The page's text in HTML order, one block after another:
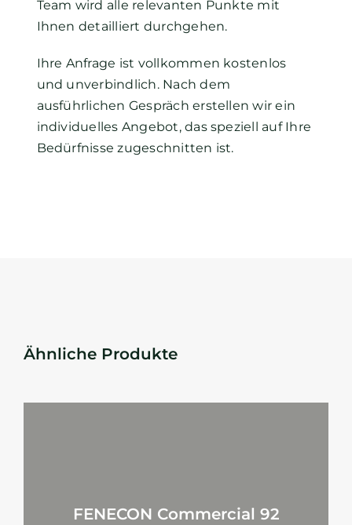
Team wird alle relevanten Punkte mit
Ihnen detailliert durchgehen.
Ihre Anfrage ist vollkommen kostenlos
und unverbindlich. Nach dem
ausführlichen Gespräch erstellen wir ein
individuelles Angebot, das speziell auf Ihre
Bedürfnisse zugeschnitten ist.
Ähnliche Produkte
FENECON Commercial 92